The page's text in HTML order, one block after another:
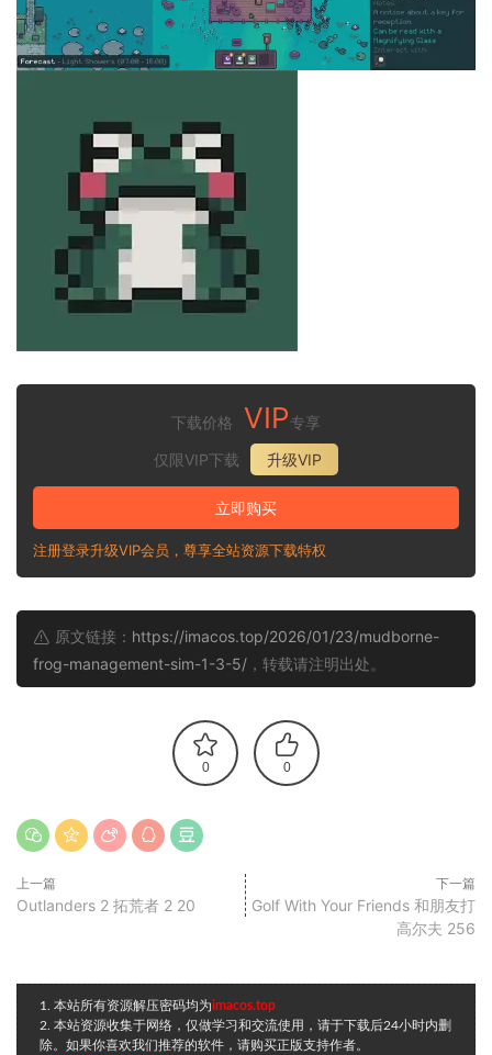
下载价格 VIP专享
仅限VIP下载
升级VIP
立即购买
注册登录升级VIP会员，尊享全站资源下载特权
原文链接： https://imacos.top/2026/01/23/mudborne-
frog-management-sim-1-3-5/ ，转载请注明出处。
0 0
上一篇
Outlanders 2 拓荒者 2 20
下一篇
Golf With Your Friends 和朋友打
高尔夫 256
1. 本站所有资源解压密码均为imacos.top
2. 本站资源收集于网络，仅做学习和交流使用，请于下载后24小时内删
除。如果你喜欢我们推荐的软件，请购买正版支持作者。